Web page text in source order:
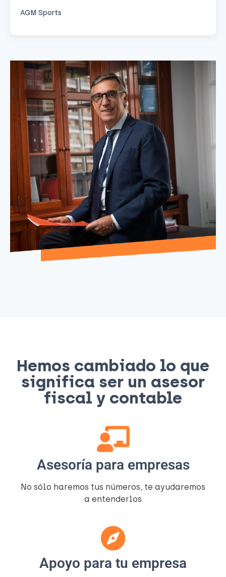
AGM Sports
Hemos cambiado lo que
significa ser un asesor
fiscal y contable​
Asesoría para empresas
No sólo haremos tus números, te ayudaremos
a entenderlos​
Apoyo para tu empresa